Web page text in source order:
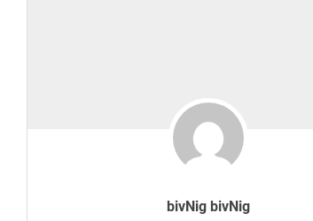
bivNig bivNig